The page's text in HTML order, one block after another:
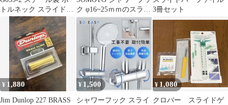
トルネック スライドバ
ー ミドル
ク φ16~25ｍｍのスライ
ドバーに対応
3冊セット
¥ 1,880
Jim Dunlop 227 BRASS
¥ 1,500
シャワーフック スライ
¥ 1,080
クロバー スライドゲ